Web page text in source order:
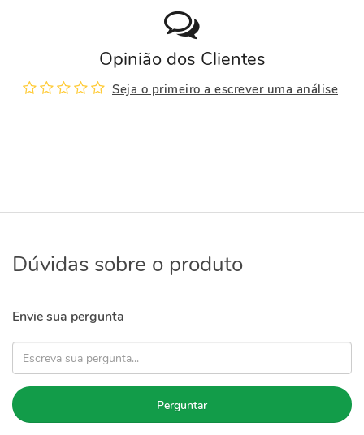
Opinião dos Clientes
Seja o primeiro a escrever uma análise
Dúvidas sobre o produto
Envie sua pergunta
Perguntar